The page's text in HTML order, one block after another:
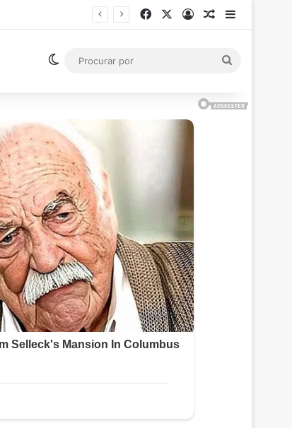
FacebookEntrarArtigoBarra
Switch skin